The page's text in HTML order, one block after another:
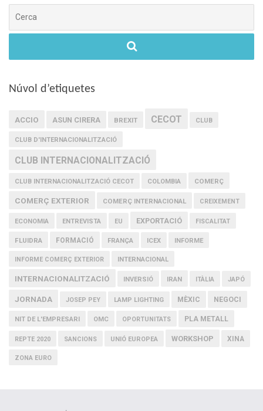
Núvol d’etiquetes
ACCIO ASUN CIRERA BREXIT CECOT CLUB
CLUB D'INTERNACIONALITZACIÓ
CLUB INTERNACIONALITZACIÓ
CLUB INTERNACIONALITZACIÓ CECOT COLOMBIA COMERÇ
COMERÇ EXTERIOR COMERÇ INTERNACIONAL CREIXEMENT
ECONOMIA ENTREVISTA EU EXPORTACIÓ FISCALITAT
FLUIDRA FORMACIÓ FRANÇA ICEX INFORME
INFORME COMERÇ EXTERIOR INTERNACIONAL
INTERNACIONALITZACIÓ INVERSIÓ IRAN ITÀLIA JAPÓ
JORNADA JOSEP PEY LAMP LIGHTING MÈXIC NEGOCI
NIT DE L'EMPRESARI OMC OPORTUNITATS PLA METALL
REPTE 2020 SANCIONS UNIÓ EUROPEA WORKSHOP XINA
ZONA EURO